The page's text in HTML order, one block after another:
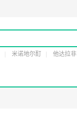
米诺地尔酊 他达拉非